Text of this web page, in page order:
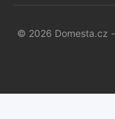
© 2026 Domesta.cz